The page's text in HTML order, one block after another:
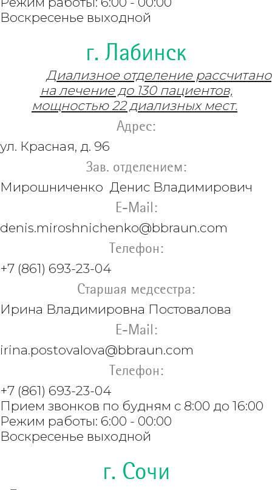
Воскресенье выходной
г. Лабинск
Диализное отделение рассчитано
на лечение до 130 пациентов,
мощностью 22 диализных мест.
Адрес:
ул. Красная, д. 96
Зав. отделением:
Мирошниченко Денис Владимирович
E-Mail:
denis.miroshnichenko@bbraun.com
Телефон:
+7 (861) 693-23-04
Старшая медсестра:
Ирина Владимировна Постовалова
E-Mail:
irina.postovalova@bbraun.com
Телефон:
+7 (861) 693-23-04
Прием звонков по будням с 8:00 до 16:00
Режим работы: 6:00 - 00:00
Воскресенье выходной
г. Сочи